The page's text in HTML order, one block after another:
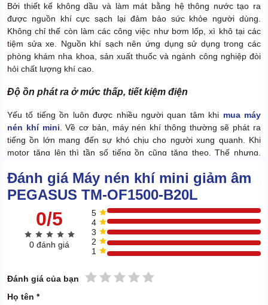
Bởi thiết kế không dầu và làm mát bằng hệ thông nước tạo ra
được nguồn khí cực sạch lại đảm bảo sức khỏe người dùng.
Không chỉ thế còn làm các công việc như bơm lốp, xì khô tại các
tiệm sửa xe. Nguồn khí sạch nên ứng dụng sử dụng trong các
phòng khám nha khoa, sản xuất thuốc và ngành công nghiệp đòi
hỏi chất lượng khí cao.
Độ ồn phát ra ở mức thấp, tiết kiệm điện
Yếu tố tiếng ồn luôn được nhiều người quan tâm khi mua máy
nén khí mini . Về cơ bản, máy nén khí thông thường sẽ phát ra
tiếng ồn lớn mang đến sự khó chịu cho người xung quanh. Khi
motor tăng lên thì tần số tiếng ồn cũng tăng theo. Thế nhưng,
đáng lo lắng.
Hệ thống âm thanh được giảm âm ở mức thấp nhất. Độ ồn máy
phát ra chỉ có tần số 78dB nên êm ái vô cùng mà không gây phiền
hà đến người bên cạnh.
Không chỉ thế, thiết bị này còn được người dùng đánh giá là máy
nén khí tiết kiệm điện. Và từ đó giúp doanh nghiệp tiết kiệm được
Đánh giá Máy nén khí mini giảm âm
PEGASUS TM-OF1500-B20L
0/5
0 đánh giá
5
4
3
2
1
Đánh giá của bạn 5 sao
4 sao
3 sao
2 sao
1 sao
Họ tên *